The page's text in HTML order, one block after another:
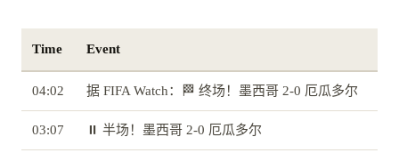
Time Event
04:02 据 FIFA Watch：🏁 终场！墨西哥 2-0 厄瓜多尔
03:07 ⏸️ 半场！墨西哥 2-0 厄瓜多尔